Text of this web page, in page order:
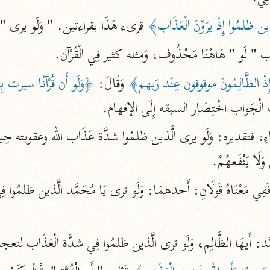
التسهيل لعلوم التنزيل
ابن جُزَيّ (٧٤١ هـ)
موسوعات
روح المعاني
نحو ٢٨ مجلدًا
فخر الدين الرازي (٦٠٦ هـ)
نحو ٢٤ مجلدًا
ظلمُوا إِذْ يرَوْنَ الْعَذَاب﴾ قرىء هَذَا بقراءتين. " وَلَو يرى
" لَو " هَاهُنَا مَحْذُوف، وَمثله كثير فِي الْقُرْآن.
الظَّالِمُونَ موقوفون عِنْد رَبهم﴾ وَقَالَ:
اخْتِصَار السبقه إِلَى الإفهام.
يَنْفَعهُمْ.
أَيهَا الظَّالِم، وَلَو ترى الَّذين ظلمُوا فِي شدَّة الْعَذَاب